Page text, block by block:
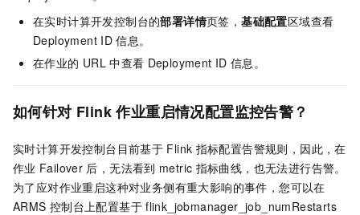
在实时计算开发控制台的部署详情页签，基础配置区域查看
Deployment ID 信息。
在作业的 URL 中查看 Deployment ID 信息。
如何针对 Flink 作业重启情况配置监控告警？
实时计算开发控制台目前基于 Flink 指标配置告警规则，因此，在
作业 Failover 后，无法看到 metric 指标曲线，也无法进行告警。
为了应对作业重启这种对业务侧有重大影响的事件，您可以在
ARMS 控制台上配置基于 flink_jobmanager_job_numRestarts